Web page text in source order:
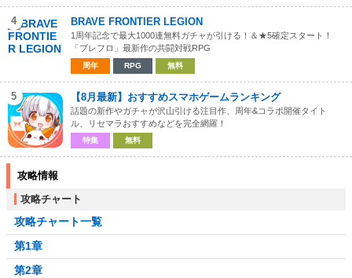
4 BRAVE FRONTIER LEGION
1周年記念で最大1000連無料ガチャが引ける！＆★5確定スタート！
「ブレフロ」最新作の共闘対戦RPG
周年 RPG 無料
5 【8月最新】おすすめスマホゲームランキング
話題の新作やガチャが沢山引ける注目作、周年&コラボ開催タイト
ル、リセマラおすすめなどを完全網羅！
特集 無料
攻略情報
攻略チャート
攻略チャート一覧
第1章
第2章